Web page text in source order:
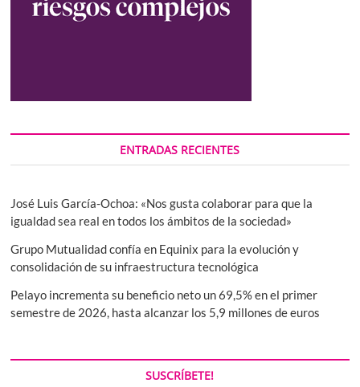
ENTRADAS RECIENTES
José Luis García-Ochoa: «Nos gusta colaborar para que la
igualdad sea real en todos los ámbitos de la sociedad»
Grupo Mutualidad confía en Equinix para la evolución y
consolidación de su infraestructura tecnológica
Pelayo incrementa su beneficio neto un 69,5% en el primer
semestre de 2026, hasta alcanzar los 5,9 millones de euros
SUSCRÍBETE!